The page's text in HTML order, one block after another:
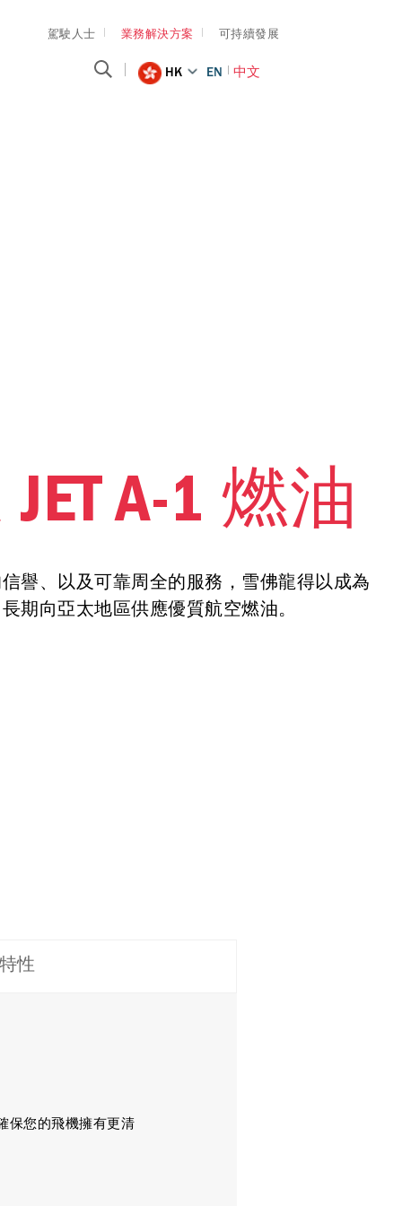
駕駛人士 業務解決方案 可持續發展
HK EN 中文
A-1 燃油
譽、以及可靠周全的服務，雪佛龍得以成為
期向亞太地區供應優質航空燃油。
性
保您的飛機擁有更清